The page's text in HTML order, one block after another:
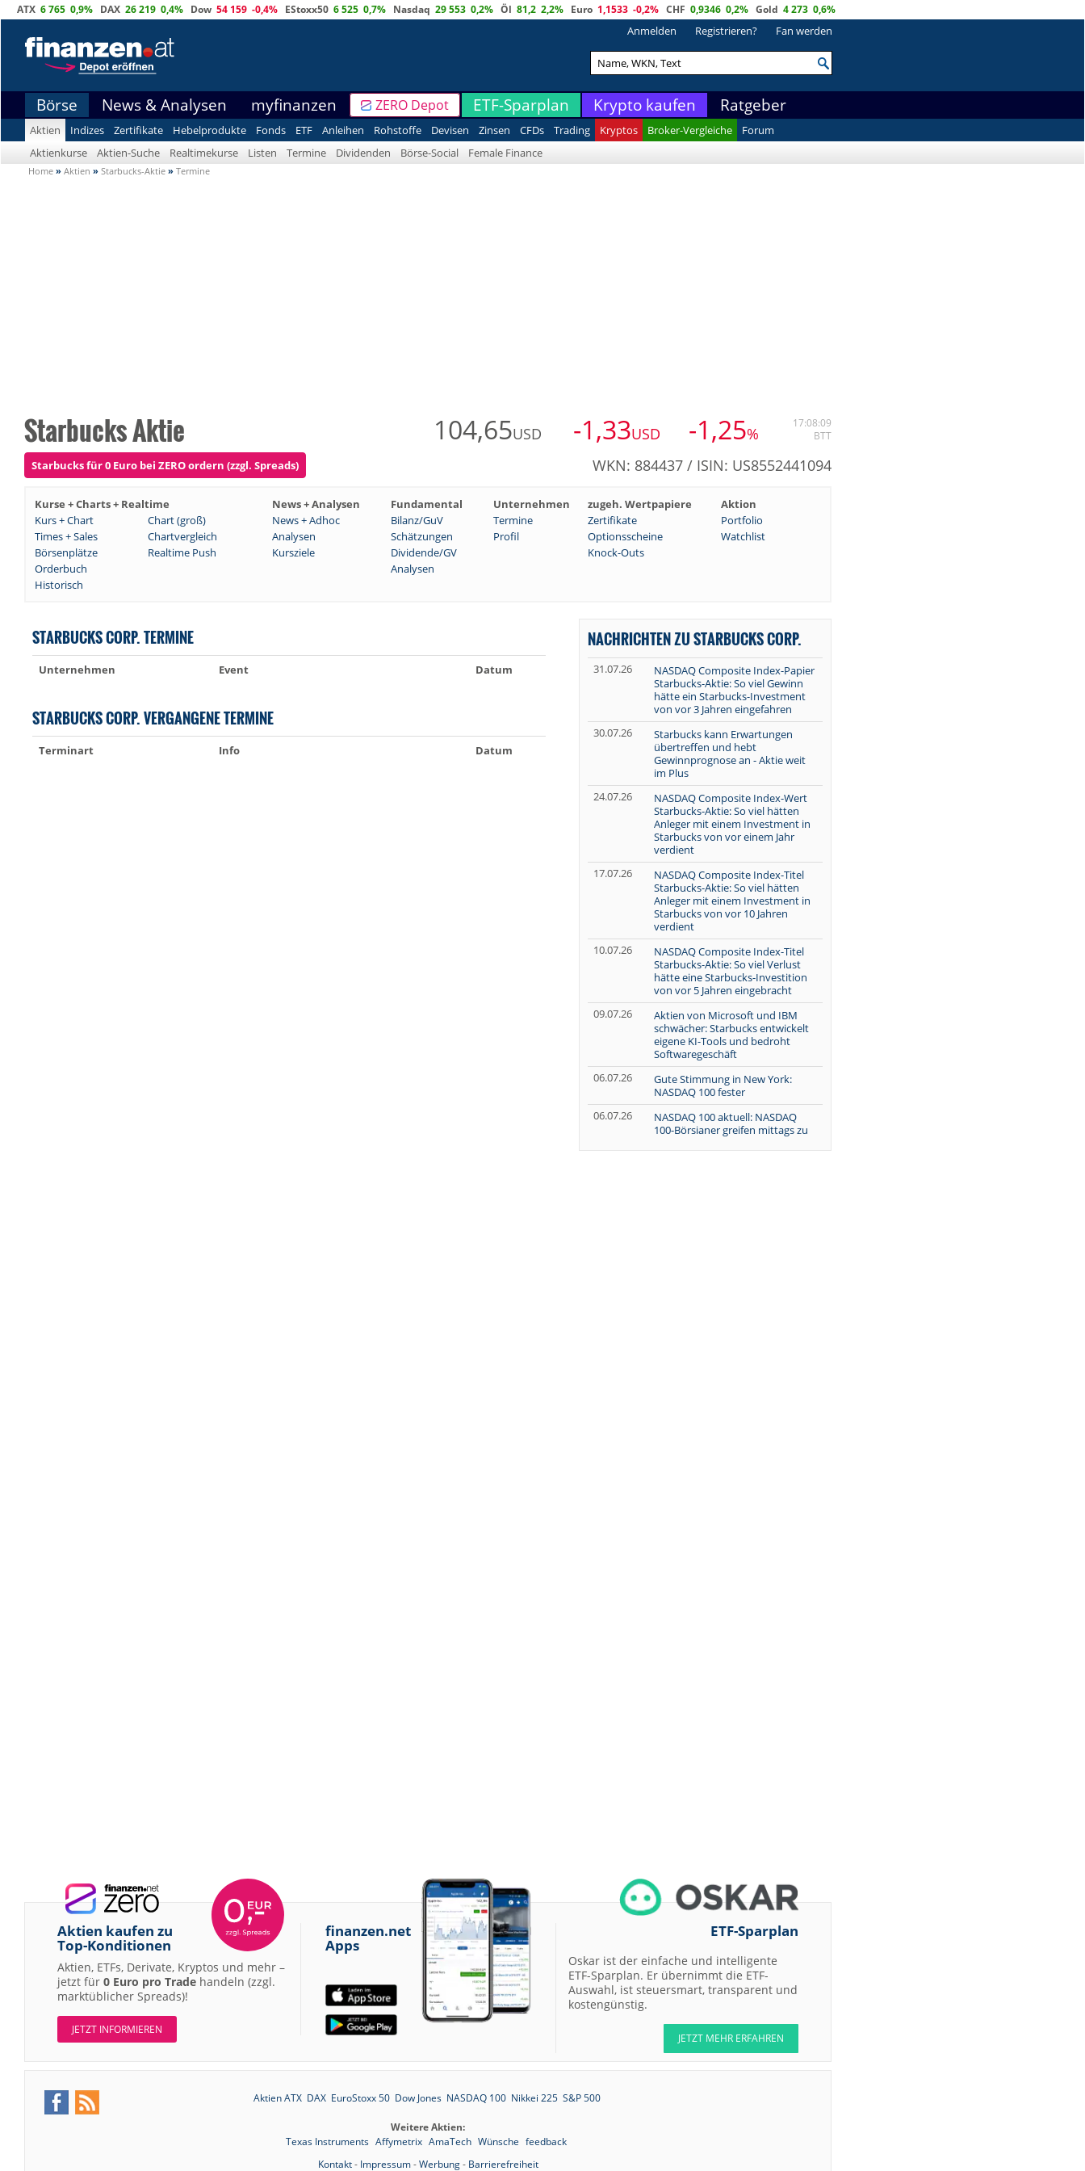
ATX 6 765 0,9% DAX 26 219 0,4% Dow 54 159 -0,4% EStoxx50 6 525 0,7% Nasdaq 29 553 0,2% Öl 81,2 2,2% Euro 1,1533 -0,2% CHF 0,9346 0,2% Gold 4 273 0,6%
Anmelden Registrieren? Fan werden
Börse News & Analysen myfinanzen ZERO Depot ETF-Sparplan Krypto kaufen Ratgeber
Aktien Indizes Zertifikate Hebelprodukte Fonds ETF Anleihen Rohstoffe Devisen Zinsen CFDs Trading Kryptos Broker-Vergleiche
Forum
Aktienkurse
Aktien-Suche Realtimekurse Listen Termine Dividenden Börse-Social Female Finance
Home » Aktien » Starbucks-Aktie » Termine
Starbucks Aktie 104,65USD -1,33USD -1,25%
17:08:09
BTT
Starbucks für 0 Euro bei ZERO ordern (zzgl. Spreads) WKN: 884437 / ISIN: US8552441094
Kurse + Charts + Realtime News + Analysen Fundamental Unternehmen zugeh. Wertpapiere
Aktion
Kurs + Chart
Chart (groß) News + Adhoc Bilanz/GuV Termine Zertifikate
Portfolio
Times + Sales
Chartvergleich Analysen Schätzungen Profil Optionsscheine
Watchlist
Börsenplätze
Realtime Push Kursziele Dividende/GV
Knock-Outs
Orderbuch
Analysen
Historisch
STARBUCKS CORP. TERMINE
Unternehmen Event Datum
STARBUCKS CORP. VERGANGENE TERMINE
Terminart Info Datum
NACHRICHTEN ZU STARBUCKS CORP.
31.07.26
NASDAQ Composite Index-Papier
Starbucks-Aktie: So viel Gewinn
hätte ein Starbucks-Investment
von vor 3 Jahren eingefahren
30.07.26
Starbucks kann Erwartungen
übertreffen und hebt
Gewinnprognose an - Aktie weit
im Plus
24.07.26
NASDAQ Composite Index-Wert
Starbucks-Aktie: So viel hätten
Anleger mit einem Investment in
Starbucks von vor einem Jahr
verdient
17.07.26
NASDAQ Composite Index-Titel
Starbucks-Aktie: So viel hätten
Anleger mit einem Investment in
Starbucks von vor 10 Jahren
verdient
10.07.26
NASDAQ Composite Index-Titel
Starbucks-Aktie: So viel Verlust
hätte eine Starbucks-Investition
von vor 5 Jahren eingebracht
09.07.26
Aktien von Microsoft und IBM
schwächer: Starbucks entwickelt
eigene KI-Tools und bedroht
Softwaregeschäft
06.07.26
Gute Stimmung in New York:
NASDAQ 100 fester
06.07.26
NASDAQ 100 aktuell: NASDAQ
100-Börsianer greifen mittags zu
Aktien kaufen zu
Top-Konditionen
Aktien, ETFs, Derivate, Kryptos und mehr –
jetzt für 0 Euro pro Trade handeln (zzgl.
marktüblicher Spreads)!
JETZT INFORMIEREN
finanzen.net
Apps
ETF-Sparplan
Oskar ist der einfache und intelligente
ETF-Sparplan. Er übernimmt die ETF-
Auswahl, ist steuersmart, transparent und
kostengünstig.
JETZT MEHR ERFAHREN
Aktien ATX DAX EuroStoxx 50 Dow Jones NASDAQ 100 Nikkei 225 S&P 500
Weitere Aktien:
Texas Instruments Affymetrix AmaTech Wünsche feedback
Kontakt- Impressum-Werbung- Barrierefreiheit